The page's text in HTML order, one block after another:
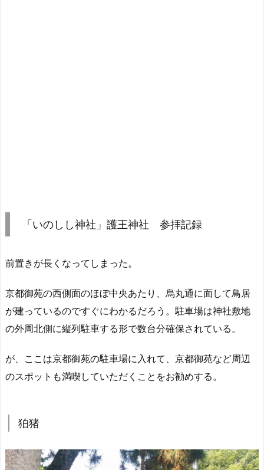
「いのしし神社」護王神社 参拝記録
前置きが長くなってしまった。
京都御苑の西側面のほぼ中央あたり、烏丸通に面して鳥居
が建っているのですぐにわかるだろう。駐車場は神社敷地
の外周北側に縦列駐車する形で数台分確保されている。
が、ここは京都御苑の駐車場に入れて、京都御苑など周辺
のスポットも満喫していただくことをお勧めする。
狛猪